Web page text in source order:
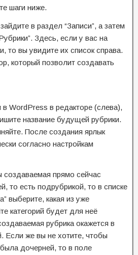
шаги ниже.
в раздел “Записи”, а затем
Здесь, если у вас на
то вы увидите их список справа.
который позволит создавать
WordPress в редакторе (слева),
название будущей рубрики.
После создания ярлык
согласно настройкам
создаваемая прямо сейчас
то есть подрубрикой, то в списке
выберите, какая из уже
категорий будет для неё
рубрика окажется в
Если же вы не хотите, чтобы
дочерней, то в поле